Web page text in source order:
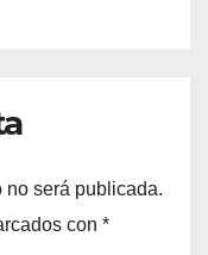
no será publicada.
con *